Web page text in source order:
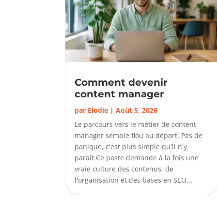
Comment devenir
content manager
par Elodie |Août 5, 2026
Le parcours vers le métier de content
manager semble flou au départ. Pas de
panique, c'est plus simple qu'il n'y
paraît.Ce poste demande à la fois une
vraie culture des contenus, de
l'organisation et des bases en SEO...